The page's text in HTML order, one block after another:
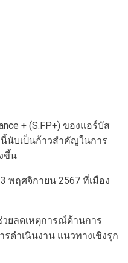
+ (S.FP+) ของแอร์บัส
นับเป็นก้าวสำคัญในการ
ขึ้น
พฤศจิกายน 2567 ที่เมือง
วยลดเหตุการณ์ด้านการ
ดำเนินงาน แนวทางเชิงรุก